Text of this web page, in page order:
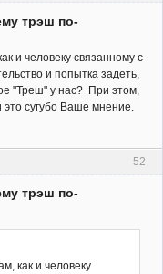
трэш по-
и человеку связанному с
и попытка задеть,
"Треш" у нас? При этом,
это сугубо Ваше мнение.
52
трэш по-
как и человеку